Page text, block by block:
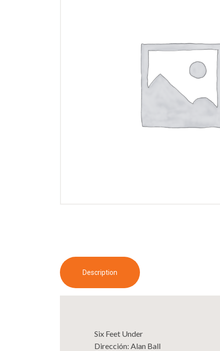
Description
Six Feet Under
Dirección: Alan Ball